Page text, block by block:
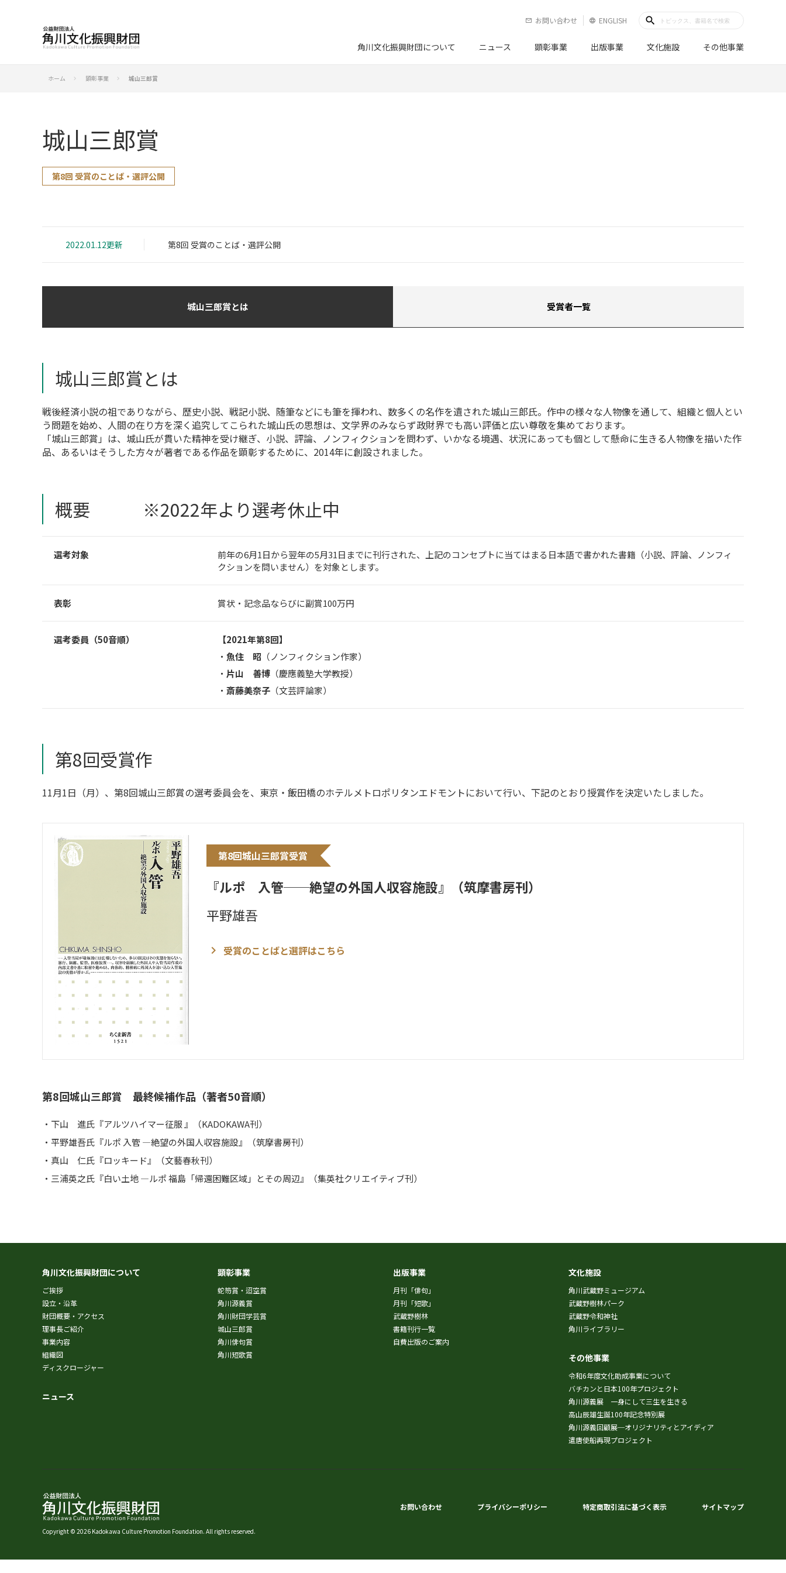
mail_outline お問い合わせ language ENGLISH search
角川文化振興財団について ニュース 顕彰事業 出版事業 文化施設 その他事業
ホーム keyboard_arrow_right 顕彰事業 keyboard_arrow_right 城山三郎賞
城山三郎賞
第8回 受賞のことば・選評公開
2022.01.12更新 第8回 受賞のことば・選評公開
城山三郎賞とは 受賞者一覧
城山三郎賞とは
戦後経済小説の祖でありながら、歴史小説、戦記小説、随筆などにも筆を揮われ、数多くの名作を遺された城山三郎氏。作中の様々な人物像を通して、組織と個人とい
う問題を始め、人間の在り方を深く追究してこられた城山氏の思想は、文学界のみならず政財界でも高い評価と広い尊敬を集めております。
「城山三郎賞」は、城山氏が貫いた精神を受け継ぎ、小説、評論、ノンフィクションを問わず、いかなる境遇、状況にあっても個として懸命に生きる人物像を描いた作
品、あるいはそうした方々が著者である作品を顕彰するために、2014年に創設されました。
概要 ※2022年より選考休止中
選考対象
前年の6月1日から翌年の5月31日までに刊行された、上記のコンセプトに当てはまる日本語で書かれた書籍（小説、評論、ノンフィ
クションを問いません）を対象とします。
表彰 賞状・記念品ならびに副賞100万円
選考委員（50音順）
【2021年第8回】
魚住 昭 （ノンフィクション作家）
片山 善博 （慶應義塾大学教授）
斎藤美奈子 （文芸評論家）
第8回受賞作
11月1日（月）、第8回城山三郎賞の選考委員会を、東京・飯田橋のホテルメトロポリタンエドモントにおいて行い、下記のとおり授賞作を決定いたしました。
第8回城山三郎賞受賞
『ルポ 入管──絶望の外国人収容施設』（筑摩書房刊）
平野雄吾
受賞のことばと選評はこちら
第8回城山三郎賞 最終候補作品（著者50音順）
下山 進氏『アルツハイマー征服 』（KADOKAWA刊）
平野雄吾氏『ルポ 入管 ―絶望の外国人収容施設』（筑摩書房刊）
真山 仁氏『ロッキード』（文藝春秋刊）
三浦英之氏『白い土地 ―ルポ 福島「帰還困難区域」とその周辺』（集英社クリエイティブ刊）
角川文化振興財団について
ご挨拶
設立・沿革
財団概要・アクセス
理事長ご紹介
事業内容
組織図
ディスクロージャー
ニュース
顕彰事業
蛇笏賞・迢空賞
角川源義賞
角川財団学芸賞
城山三郎賞
角川俳句賞
角川短歌賞
出版事業
月刊「俳句」
月刊「短歌」
武蔵野樹林
書籍刊行一覧
自費出版のご案内
文化施設
角川武蔵野ミュージアム
武蔵野樹林パーク
武蔵野令和神社
角川ライブラリー
その他事業
令和6年度文化助成事業について
バチカンと日本100年プロジェクト
角川源義展 一身にして三生を生きる
高山辰雄生誕100年記念特別展
角川源義回顧展─オリジナリティとアイディア
遣唐使船再現プロジェクト
お問い合わせ プライバシーポリシー 特定商取引法に基づく表示 サイトマップ
Copyright © 2026 Kadokawa Culture Promotion Foundation. All rights reserved.